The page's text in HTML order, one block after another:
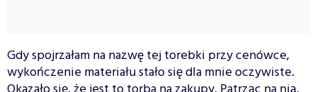
Gdy spojrzałam na nazwę tej torebki przy cenówce,
wykończenie materiału stało się dla mnie oczywiste.